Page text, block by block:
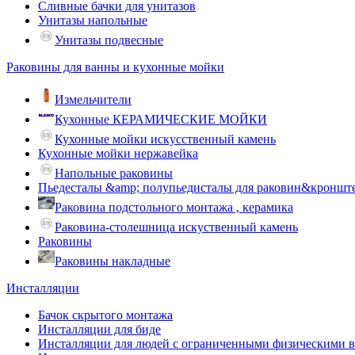
Сливные бачки для унитазов
Унитазы напольные
Унитазы подвесные
Раковины для ванны и кухонные мойки
Измельчители
Кухонные КЕРАМИЧЕСКИЕ МОЙКИ
Кухонные мойки искусственный камень
Кухонные мойки нержавейка
Напольные раковины
Пьедесталы &amp; полупьедисталы для
Раковина подстольного монтажа , керамика
Раковина-столешница искуственный камень
Раковины
Раковины накладные
Инсталляции
Бачок скрытого монтажа
Инсталляции для биде
Инсталляции для людей с ограниченными физическими